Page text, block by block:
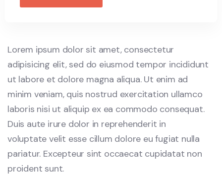
Lorem ipsum dolor sit amet, consectetur
adipisicing elit, sed do eiusmod tempor incididunt
ut labore et dolore magna aliqua. Ut enim ad
minim veniam, quis nostrud exercitation ullamco
laboris nisi ut aliquip ex ea commodo consequat.
Duis aute irure dolor in reprehenderit in
voluptate velit esse cillum dolore eu fugiat nulla
pariatur. Excepteur sint occaecat cupidatat non
proident sunt.